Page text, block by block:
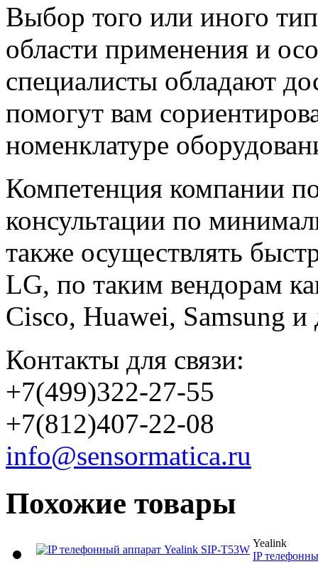
Выбор того или иного
области применения и
специалисты обладают
помогут вам
номенклатуре
Компетенция компании
консультации по
также осуществлять
LG, по таким вендорам
Cisco, Huawei, Samsung и
Контакты для связи:
+7(499)322-27-55
+7(812)407-22-08
info@sensormatica.ru
Похожие товары
Yealink
IP